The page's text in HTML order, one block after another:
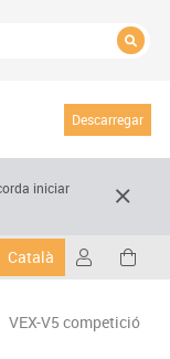
Descarregar
iniciar
Català
VEX-V5 competició